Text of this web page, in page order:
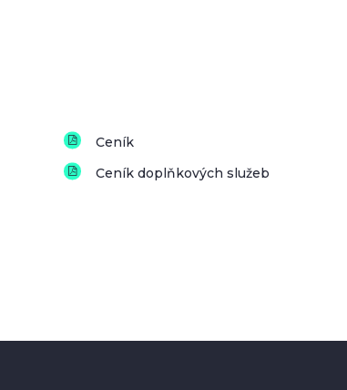
Ceník
Ceník doplňkových služeb